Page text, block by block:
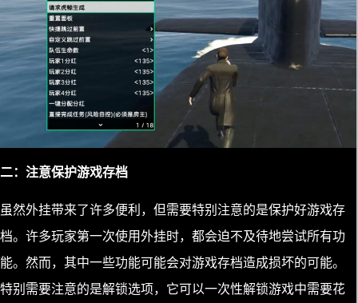
二：注意保护游戏存档
虽然外挂带来了许多便利，但需要特别注意的是保护好游戏存
档。许多玩家第一次使用外挂时，都会迫不及待地尝试所有功
能。然而，其中一些功能可能会对游戏存档造成损坏的可能。
特别需要注意的是解锁选项，它可以一次性解锁游戏中需要花